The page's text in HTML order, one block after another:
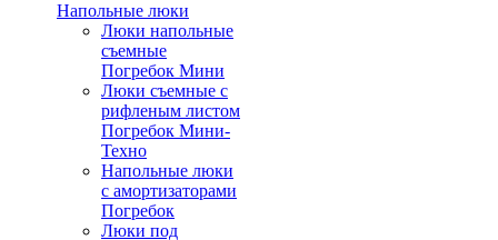
Напольные люки
Люки напольные
съемные
Погребок Мини
Люки съемные с
рифленым листом
Погребок Мини-
Техно
Напольные люки
с амортизаторами
Погребок
Люки под